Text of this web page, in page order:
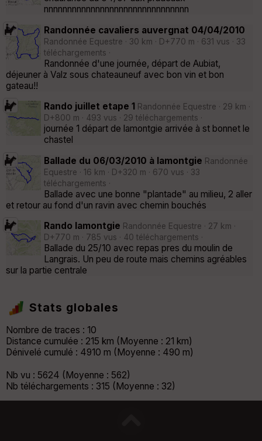
nnnnnnnnnnnnnnnnnnnnnnnnnnnnnnn
Randonnée cavaliers auvergnat 04/04/2010
Randonnée Equestre · 30 km · D+770 m · 631 vus · 33
téléchargements ·
Randonnée d'une journée, départ de Aubiat,
déjeuner à Valz sous chateauneuf avec bon vin et bon
gateau!!
Rando juillet etape 1 Randonnée Equestre · 29 km ·
D+800 m · 493 vus · 29 téléchargements ·
journée 1 départ de lamontgie arrivée à st bonnet le
chastel
Ballade du 06/03/2010 à lamontgie Randonnée
Equestre · 16 km · D+320 m · 670 vus · 33
téléchargements ·
Ballade avec une bonne "plantade" au milieu, 2 aller
et retour au fond d'un ravin avec chemin bouchés
Rando lamontgie Randonnée Equestre · 27 km ·
D+770 m · 785 vus · 40 téléchargements ·
Ballade du 25/10 avec repas pres du moulin de
Langrais. Un peu de route mais chemins agréables
sur la partie centrale
Stats globales
Nombre de traces : 10
Distance cumulée : 215 km (Moyenne : 21 km)
Dénivelé cumulé : 4910 m (Moyenne : 490 m)
Nb vu : 5624 (Moyenne : 562)
Nb téléchargements : 315 (Moyenne : 32)